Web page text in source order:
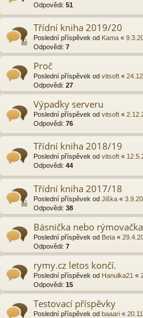
Odpovědi: 51
Třídní kniha 2019/20
Poslední příspěvek od Kama «
Odpovědi: 7
Proč
Poslední příspěvek od vitsoft «
Odpovědi: 27
Výpadky serveru
Poslední příspěvek od vitsoft «
Odpovědi: 76
Třídní kniha 2018/19
Poslední příspěvek od vitsoft «
Odpovědi: 44
Třídní kniha 2017/18
Poslední příspěvek od Jiška «
Odpovědi: 38
Básnička nebo rýmovačka
Poslední příspěvek od Beta «
Odpovědi: 7
rymy.cz letos končí.
Poslední příspěvek od Hanulka21 «
Odpovědi: 15
Testovací příspěvky
Poslední příspěvek od baaari «